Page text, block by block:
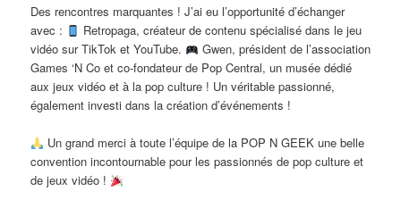
Des rencontres marquantes ! J’ai eu l’opportunité d’échanger
avec :
Retropaga, créateur de contenu spécialisé dans le jeu
vidéo sur TikTok et YouTube.
Gwen, président de l’association
Games ‘N Co et co-fondateur de Pop Central, un musée dédié
aux jeux vidéo et à la pop culture ! Un véritable passionné,
également investi dans la création d’événements !
Un grand merci à toute l’équipe de la POP N GEEK une belle
convention incontournable pour les passionnés de pop culture et
de jeux vidéo !